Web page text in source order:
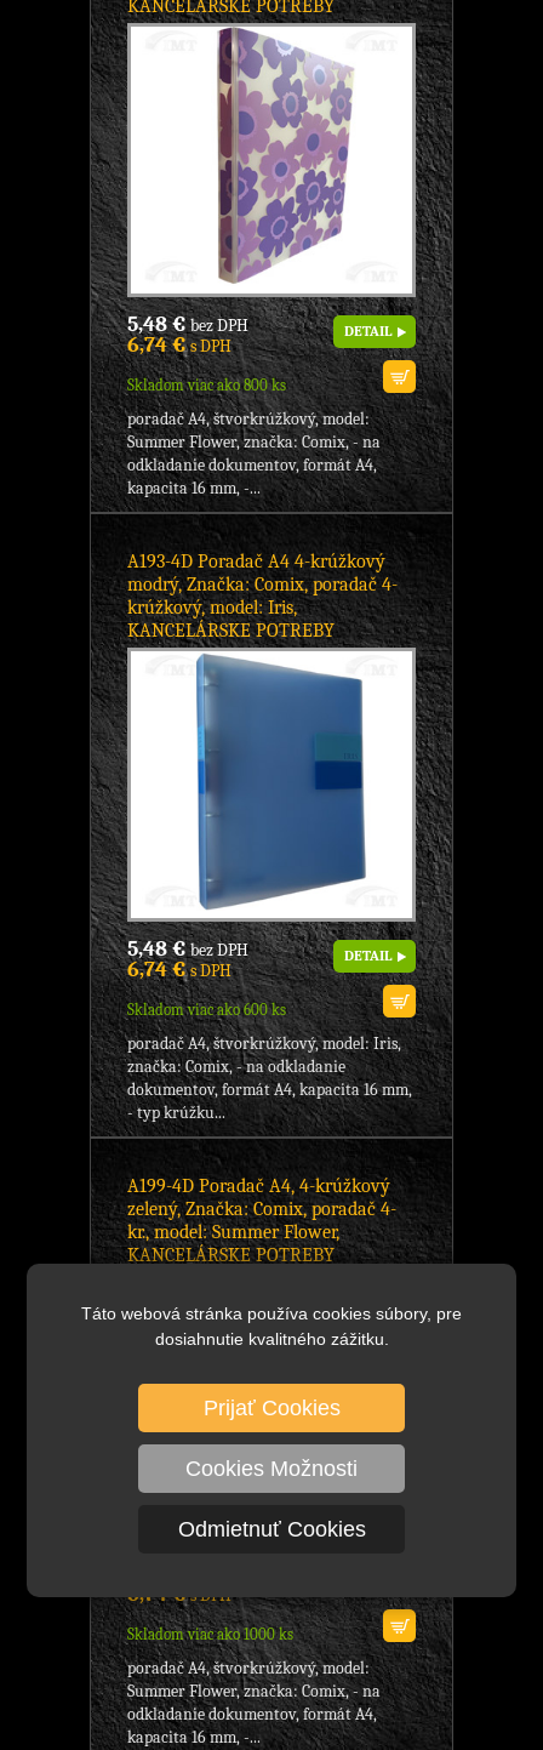
Táto webová stránka používa cookies súbory, pre
dosiahnutie kvalitného zážitku.
Prijať Cookies
Cookies Možnosti
Odmietnuť Cookies
KANCELÁRSKE POTREBY
5,48 €bez DPH
6,74 €s DPH
Skladom viac ako 800 ks
DETAIL
poradač A4, štvorkrúžkový, model:
Summer Flower, značka: Comix, - na
odkladanie dokumentov, formát A4,
kapacita 16 mm, -...
A193-4D Poradač A4 4-krúžkový
modrý, Značka: Comix, poradač 4-
krúžkový, model: Iris,
KANCELÁRSKE POTREBY
5,48 €bez DPH
6,74 €s DPH
Skladom viac ako 600 ks
DETAIL
poradač A4, štvorkrúžkový, model: Iris,
značka: Comix, - na odkladanie
dokumentov, formát A4, kapacita 16 mm,
- typ krúžku...
A199-4D Poradač A4, 4-krúžkový
zelený, Značka: Comix, poradač 4-
kr., model: Summer Flower,
KANCELÁRSKE POTREBY
6,74 €s DPH
Skladom viac ako 1000 ks
poradač A4, štvorkrúžkový, model:
Summer Flower, značka: Comix, - na
odkladanie dokumentov, formát A4,
kapacita 16 mm, -...